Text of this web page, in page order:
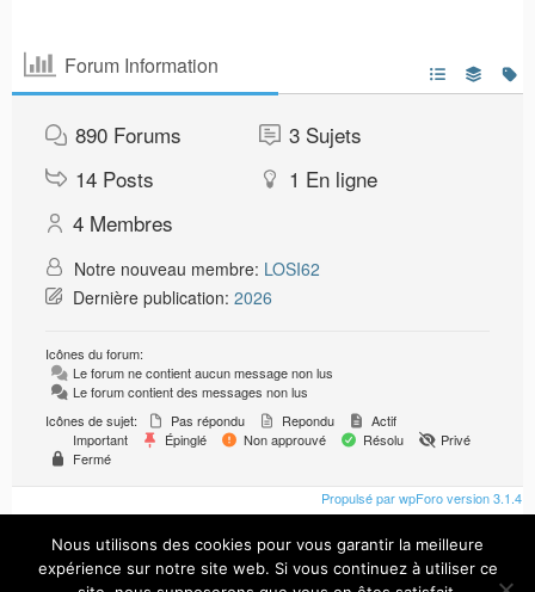
Forum Information
890 Forums 3 Sujets
14 Posts 1 En ligne
4 Membres
Notre nouveau membre: LOSI62
Dernière publication: 2026
Icônes du forum:
Le forum ne contient aucun message non lus
Le forum contient des messages non lus
Icônes de sujet:
Pas répondu Repondu
Actif
Important
Épinglé Non approuvé Résolu
Privé
Fermé
Propulsé par wpForo version 3.1.4
Nous utilisons des cookies pour vous garantir la meilleure
expérience sur notre site web. Si vous continuez à utiliser ce